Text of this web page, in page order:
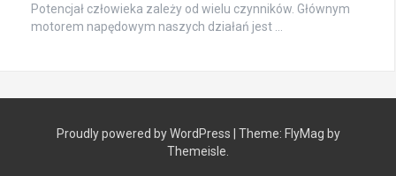
Potencjał człowieka zależy od wielu czynników. Głównym
motorem napędowym naszych działań jest …
Proudly powered by WordPress Theme: FlyMag by
Themeisle.